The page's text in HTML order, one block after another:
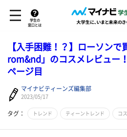
学生の
窓口とは
【入手困難！？】ローソンで
rom&nd」のコスメレビュー
ページ目
マイナビティーンズ編集部
2023/05/17
タグ： トレンド ティーントレンド コ